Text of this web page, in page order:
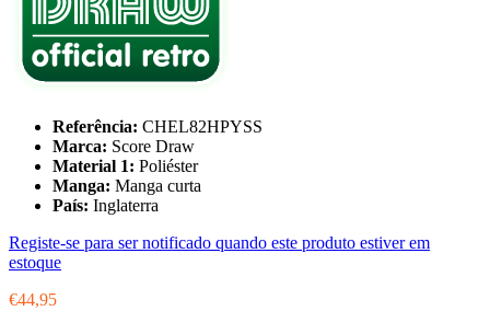
Referência: CHEL82HPYSS
Marca: Score Draw
Material 1: Poliéster
Manga: Manga curta
País: Inglaterra
Registe-se para ser notificado quando este produto estiver em
estoque
€44,95